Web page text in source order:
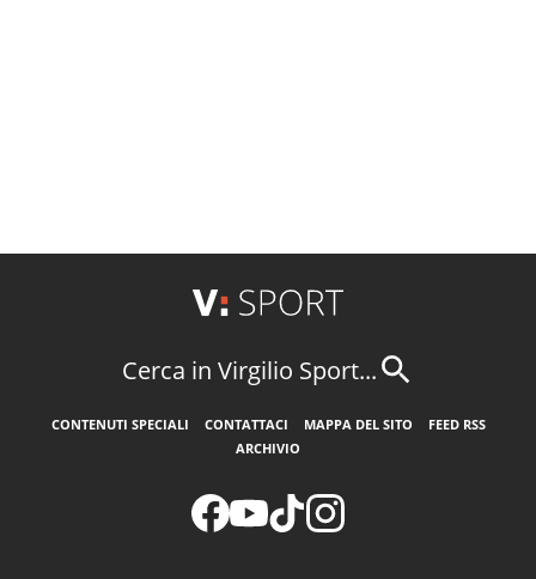
Cerca in Virgilio Sport...
CONTENUTI SPECIALI CONTATTACI MAPPA DEL SITO
FEED RSS
ARCHIVIO